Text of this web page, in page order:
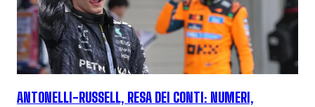
ANTONELLI-RUSSELL, RESA DEI CONTI: NUMERI,